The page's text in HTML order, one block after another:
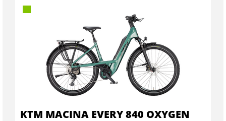
KTM MACINA EVERY 840 OXYGEN